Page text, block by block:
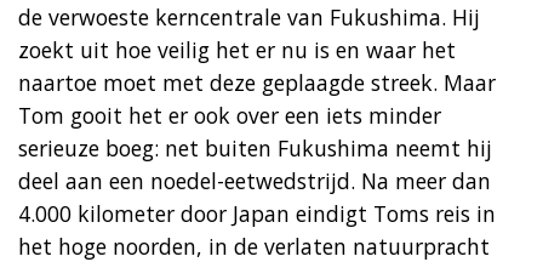
de verwoeste kerncentrale van Fukushima. Hij
zoekt uit hoe veilig het er nu is en waar het
naartoe moet met deze geplaagde streek. Maar
Tom gooit het er ook over een iets minder
serieuze boeg: net buiten Fukushima neemt hij
deel aan een noedel-eetwedstrijd. Na meer dan
4.000 kilometer door Japan eindigt Toms reis in
het hoge noorden, in de verlaten natuurpracht